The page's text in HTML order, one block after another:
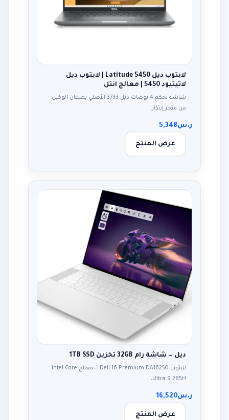
لابتوب ديل Latitude 5450 | لابتوب ديل
لاتيتيود 5450 | معالج انتل
شاشة تحكم 4 بوصات ديل 3733 الأصلي بضمان الوكيل
من متجر إبتكار…
ر.س5,348
عرض المنتج
ديل — شاشة رام 32GB تخزين 1TB SSD
لابتوب Dell 16 Premium DA16250 — معالج Intel Core
Ultra 9 285H،…
ر.س16,520
عرض المنتج